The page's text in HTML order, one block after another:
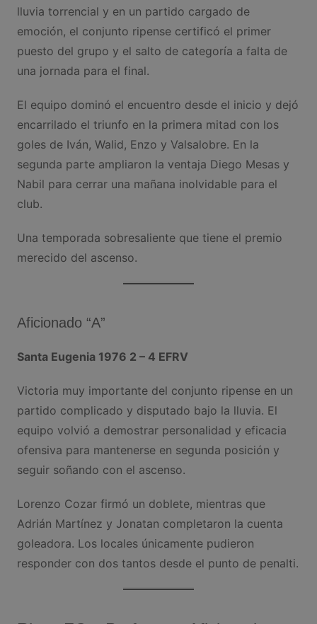
lluvia torrencial y en un partido cargado de
emoción, el conjunto ripense certificó el primer
puesto del grupo y el salto de categoría a falta de
una jornada para el final.
El equipo dominó el encuentro desde el inicio y dejó
encarrilado el triunfo en la primera mitad con los
goles de Iván, Walid, Enzo y Valsalobre. En la
segunda parte ampliaron la ventaja Diego Mesas y
Nabil para cerrar una mañana inolvidable para el
club.
Una temporada sobresaliente que tiene el premio
merecido del ascenso.
Aficionado “A”
Santa Eugenia 1976 2 – 4 EFRV
Victoria muy importante del conjunto ripense en un
partido complicado y disputado bajo la lluvia. El
equipo volvió a demostrar personalidad y eficacia
ofensiva para mantenerse en segunda posición y
seguir soñando con el ascenso.
Lorenzo Cozar firmó un doblete, mientras que
Adrián Martínez y Jonatan completaron la cuenta
goleadora. Los locales únicamente pudieron
responder con dos tantos desde el punto de penalti.